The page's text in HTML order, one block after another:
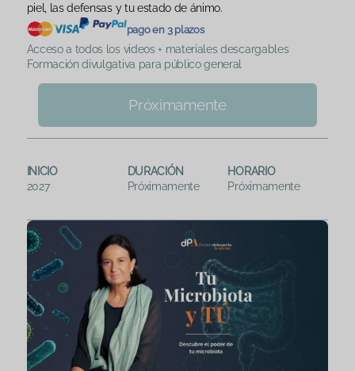
piel, las defensas y tu estado de ánimo.
pago en 3 plazos
Acceso a todos los videos + materiales descargables
Formación divulgativa para público general
Próximamente
INICIO
2027
DURACIÓN
Próximamente
HORARIO
Próximamente